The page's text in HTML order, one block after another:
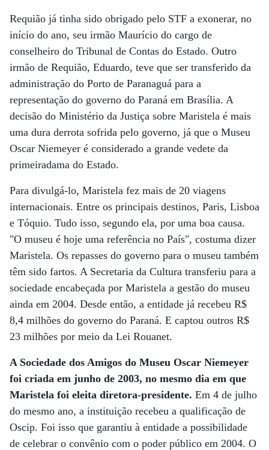
Requião já tinha sido obrigado pelo STF a exonerar, no
início do ano, seu irmão Maurício do cargo de
conselheiro do Tribunal de Contas do Estado. Outro
irmão de Requião, Eduardo, teve que ser transferido da
administração do Porto de Paranaguá para a
representação do governo do Paraná em Brasília. A
decisão do Ministério da Justiça sobre Maristela é mais
uma dura derrota sofrida pelo governo, já que o Museu
Oscar Niemeyer é considerado a grande vedete da
primeiradama do Estado.
Para divulgá-lo, Maristela fez mais de 20 viagens
internacionais. Entre os principais destinos, Paris, Lisboa
e Tóquio. Tudo isso, segundo ela, por uma boa causa.
"O museu é hoje uma referência no País", costuma dizer
Maristela. Os repasses do governo para o museu também
têm sido fartos. A Secretaria da Cultura transferiu para a
sociedade encabeçada por Maristela a gestão do museu
ainda em 2004. Desde então, a entidade já recebeu R$
8,4 milhões do governo do Paraná. E captou outros R$
23 milhões por meio da Lei Rouanet.
A Sociedade dos Amigos do Museu Oscar Niemeyer
foi criada em junho de 2003, no mesmo dia em que
Maristela foi eleita diretora-presidente. Em 4 de julho
do mesmo ano, a instituição recebeu a qualificação de
Oscip. Foi isso que garantiu à entidade a possibilidade
de celebrar o convênio com o poder público em 2004. O